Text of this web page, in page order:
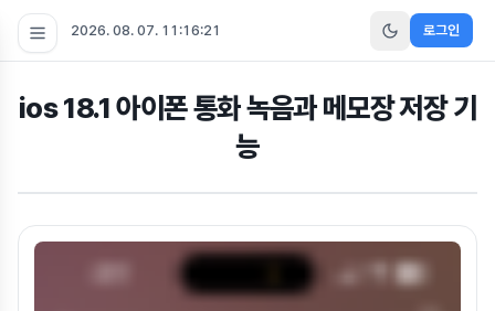
2026. 08. 07. 11:16:21 로그인
ios 18.1 아이폰 통화 녹음과 메모장 저장 기
능